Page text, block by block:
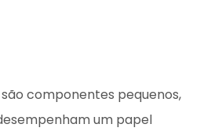
componentes pequenos,
um papel